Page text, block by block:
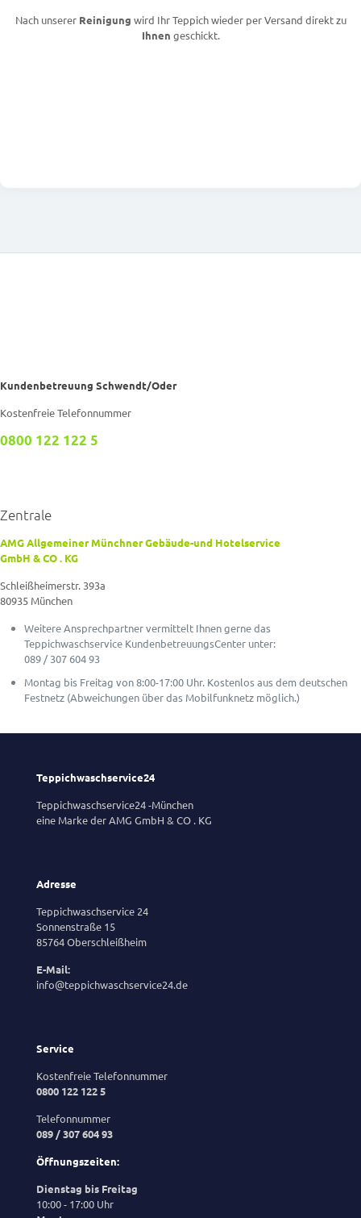
Nach unserer Reinigung wird Ihr Teppich wieder per Versand direkt zu
Ihnen geschickt.
Kundenbetreuung Schwendt/Oder
Kostenfreie Telefonnummer
0800 122 122 5
Zentrale
AMG Allgemeiner Münchner Gebäude-und Hotelservice
GmbH & CO . KG
Schleißheimerstr. 393a
80935 München
Weitere Ansprechpartner vermittelt Ihnen gerne das
Teppichwaschservice KundenbetreuungsCenter unter:
089 / 307 604 93
Montag bis Freitag von 8:00-17:00 Uhr. Kostenlos aus dem deutschen
Festnetz (Abweichungen über das Mobilfunknetz möglich.)
Teppichwaschservice24
Teppichwaschservice24 -München
eine Marke der AMG GmbH & CO . KG
Adresse
Teppichwaschservice 24
Sonnenstraße 15
85764 Oberschleißheim
E-Mail:
info@teppichwaschservice24.de
Service
Kostenfreie Telefonnummer
0800 122 122 5
Telefonnummer
089 / 307 604 93
Öffnungszeiten:
Dienstag bis Freitag
10:00 - 17:00 Uhr